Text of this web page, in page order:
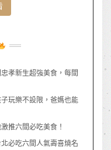
孝新生超強美食，每間
玩樂不設限，爸媽也能
推六間必吃美食！
必吃六間人氣壽喜燒名